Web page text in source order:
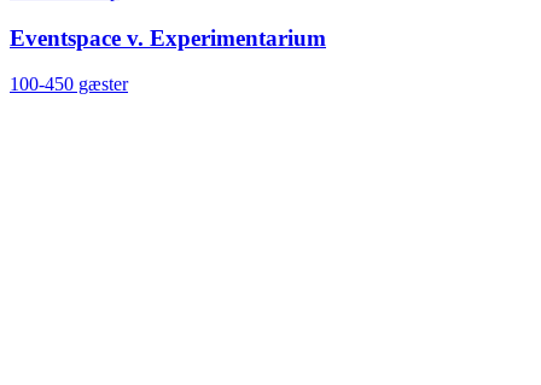
Eventspace v. Experimentarium
100-450 gæster